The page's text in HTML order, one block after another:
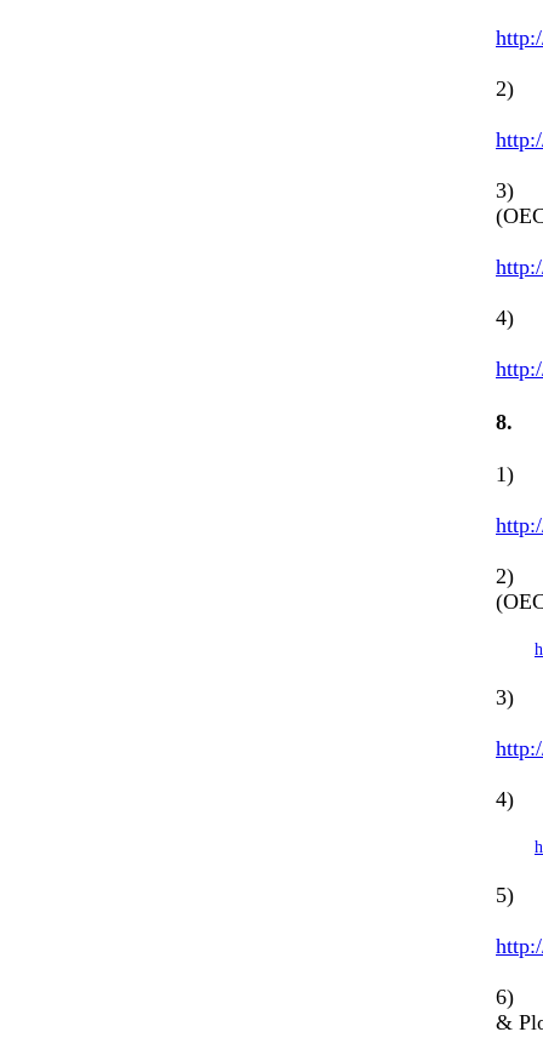
2)
3)
4)
1)
2)
3)
4)
5)
6)
&